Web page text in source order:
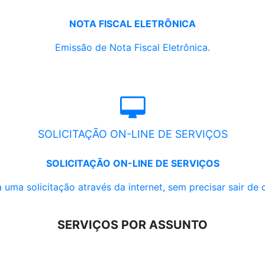
NOTA FISCAL ELETRÔNICA
Emissão de Nota Fiscal Eletrônica.
SOLICITAÇÃO ON-LINE DE SERVIÇOS
SOLICITAÇÃO ON-LINE DE SERVIÇOS
uma solicitação através da internet, sem precisar sair de
SERVIÇOS POR ASSUNTO